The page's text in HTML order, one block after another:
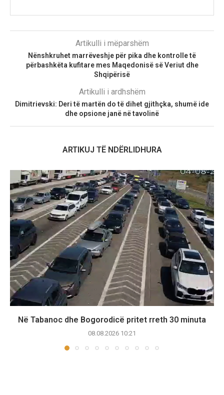
Artikulli i mëparshëm
Nënshkruhet marrëveshje për pika dhe kontrolle të
përbashkëta kufitare mes Maqedonisë së Veriut dhe
Shqipërisë
Artikulli i ardhshëm
Dimitrievski: Deri të martën do të dihet gjithçka, shumë ide
dhe opsione janë në tavolinë
ARTIKUJ TË NDËRLIDHURA
Në Tabanoc dhe Bogorodicë pritet rreth 30 minuta
08.08.2026 10:21